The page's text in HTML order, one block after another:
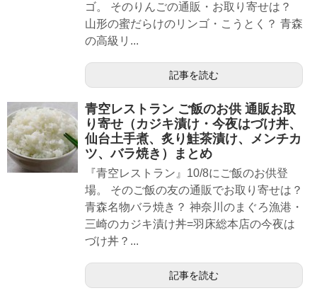
ゴ。 そのりんごの通販・お取り寄せは？
山形の蜜だらけのリンゴ・こうとく？ 青森
の高級リ...
記事を読む
青空レストラン ご飯のお供 通販お取
り寄せ（カジキ漬け・今夜はづけ丼、
仙台土手煮、炙り鮭茶漬け、メンチカ
ツ、バラ焼き）まとめ
『青空レストラン』10/8にご飯のお供登
場。 そのご飯の友の通販でお取り寄せは？
青森名物バラ焼き？ 神奈川のまぐろ漁港・
三崎のカジキ漬け丼=羽床総本店の今夜は
づけ丼？...
記事を読む